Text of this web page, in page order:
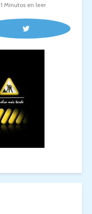
1 Minutos en leer